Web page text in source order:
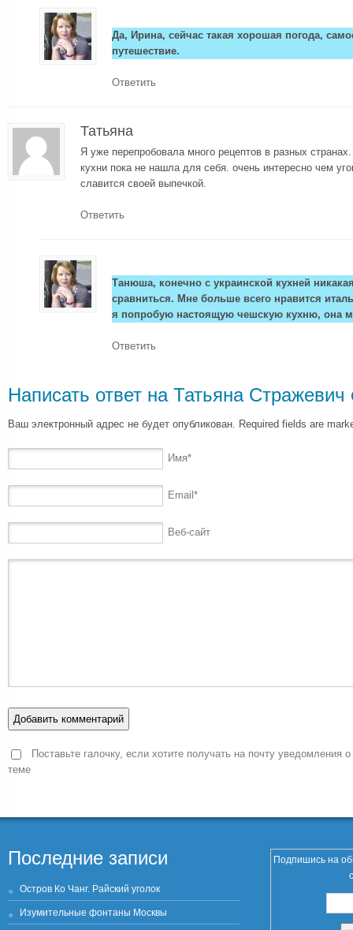
Да, Ирина, сейчас такая хорошая погода,
путешествие.
Ответить
Татьяна
Я уже перепробовала много рецептов в разных
кухни пока не нашла для себя. очень интересно чем
славится своей выпечкой.
Ответить
Танюша, конечно с украинской кухней
сравниться. Мне больше всего нравится
я попробую настоящую чешскую кухню, она
Ответить
Написать ответ на Татьяна Стражевич
Ваш электронный адрес не будет опубликован. Required fields are
Имя*
Email *
Веб-сайт
Поставьте галочку, если хотите получать на почту уведомления
теме
Последние записи
Остров Ко Чанг. Райский уголок
Изумительные фонтаны Москвы
Подпишись на